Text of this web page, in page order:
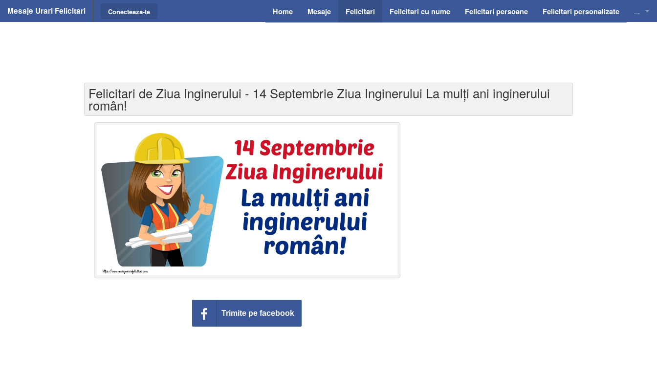
Mesaje Urari Felicitari Home Mesaje Felicitari Felicitari cu nume Felicitari persoane Felicitari personalizate ...
Conecteaza-te
Felicitari de Ziua Inginerului - 14 Septembrie Ziua Inginerului La mulți ani inginerului
român!
Trimite pe facebook